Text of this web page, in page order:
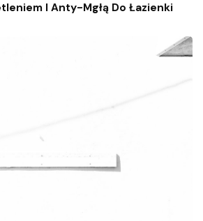
I Anty-Mgłą Do Łazienki